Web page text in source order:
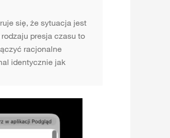
się, że sytuacja jest
rodzaju presja czasu to
racjonalne
identycznie jak